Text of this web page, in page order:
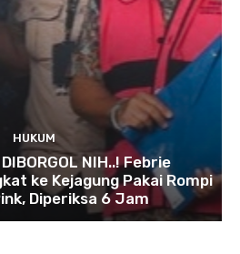
HUKUM
NIH..! Febrie
ke Kejagung Pakai Rompi
Diperiksa 6 Jam